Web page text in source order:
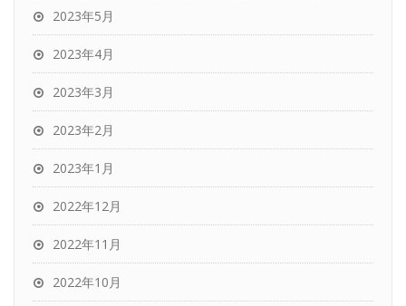
2023年5月
2023年4月
2023年3月
2023年2月
2023年1月
2022年12月
2022年11月
2022年10月